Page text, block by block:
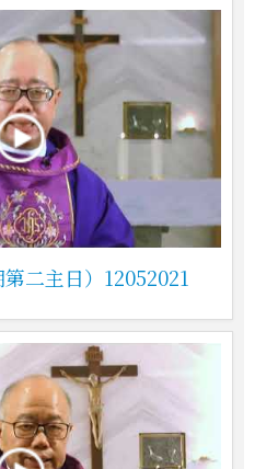
二主日）12052021